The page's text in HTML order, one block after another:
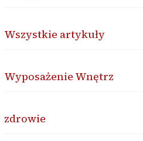
Wszystkie artykuły
Wyposażenie Wnętrz
zdrowie